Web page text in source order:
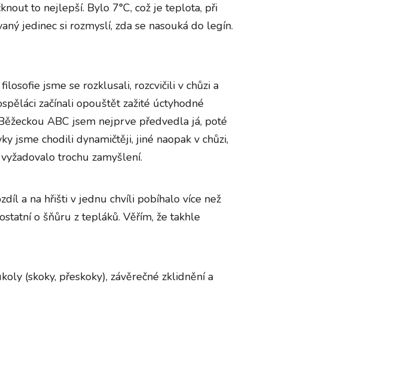
to nejlepší. Bylo 7°C, což je teplota, při
jedinec si rozmyslí, zda se nasouká do legín.
jsme se rozklusali, rozcvičili v chůzi a
začínali opouštět zažité úctyhodné
ABC jsem nejprve předvedla já, poté
jsme chodili dynamičtěji, jiné naopak v chůzi,
trochu zamyšlení.
a na hřišti v jednu chvíli pobíhalo více než
o šňůru z tepláků. Věřím, že takhle
(skoky, přeskoky), závěrečné zklidnění a